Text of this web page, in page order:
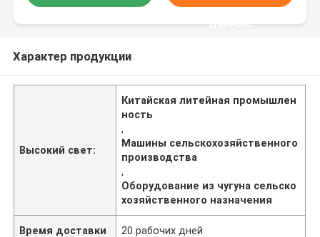
данные
Характер продукции
Высокий свет:
Китайская литейная промышлен
ность
,
Машины сельскохозяйственного
производства
,
Оборудование из чугуна сельско
хозяйственного назначения
Время доставки 20 рабочих дней